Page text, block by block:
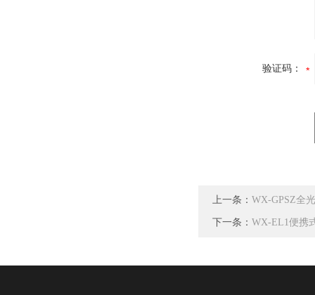
验证码：
上一条： WX-GPSZ全
下一条： WX-EL1便携